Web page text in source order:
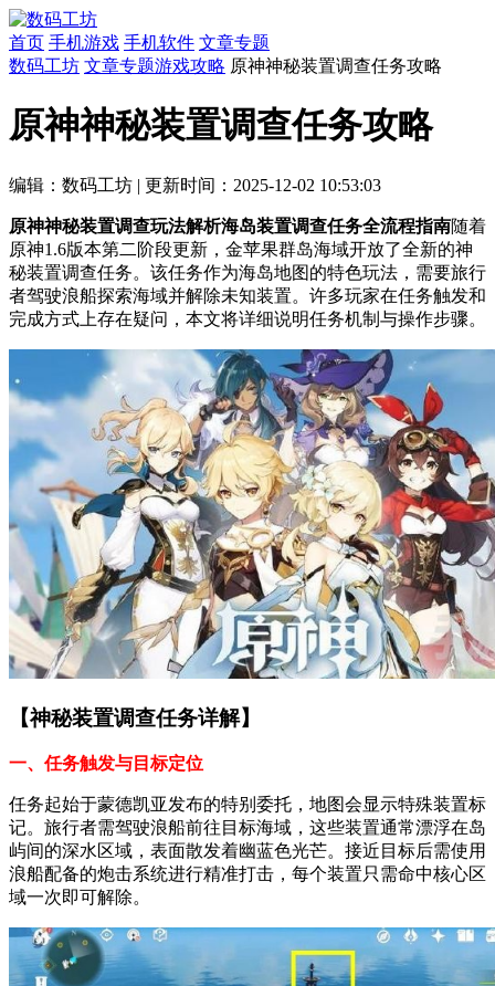
首页 手机游戏 手机软件 文章专题
数码工坊 文章专题游戏攻略 原神神秘装置调查任务攻略
原神神秘装置调查任务攻略
编辑：数码工坊 | 更新时间：2025-12-02 10:53:03
原神神秘装置调查玩法解析海岛装置调查任务全流程指南随着
原神1.6版本第二阶段更新，金苹果群岛海域开放了全新的神
秘装置调查任务。该任务作为海岛地图的特色玩法，需要旅行
者驾驶浪船探索海域并解除未知装置。许多玩家在任务触发和
完成方式上存在疑问，本文将详细说明任务机制与操作步骤。
【神秘装置调查任务详解】
一、任务触发与目标定位
任务起始于蒙德凯亚发布的特别委托，地图会显示特殊装置标
记。旅行者需驾驶浪船前往目标海域，这些装置通常漂浮在岛
屿间的深水区域，表面散发着幽蓝色光芒。接近目标后需使用
浪船配备的炮击系统进行精准打击，每个装置只需命中核心区
域一次即可解除。